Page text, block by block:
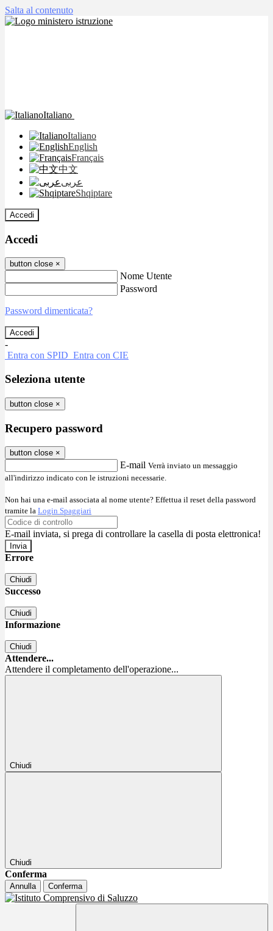
Salta al contenuto
Italiano
Italiano
English
Français
中文
عربى
Shqiptare
Accedi
Accedi
button close ×
Nome Utente
Password
Password dimenticata?
-
Entra con SPID Entra con CIE
Seleziona utente
button close ×
Recupero password
button close ×
E-mail Verrà inviato un messaggio
all'indirizzo indicato con le istruzioni necessarie.
Non hai una e-mail associata al nome utente? Effettua il reset della password
tramite la Login Spaggiari
E-mail inviata, si prega di controllare la casella di posta elettronica!
Errore
Chiudi
Successo
Chiudi
Informazione
Chiudi
Attendere...
Attendere il completamento dell'operazione...
Chiudi
Chiudi
Conferma
Annulla Conferma